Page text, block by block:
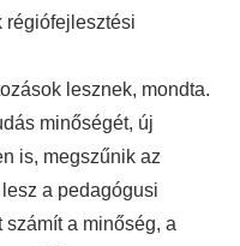
régiófejlesztési
lesznek, mondta.
minőségét, új
is, megszűnik az
a pedagógusi
a minőség, a